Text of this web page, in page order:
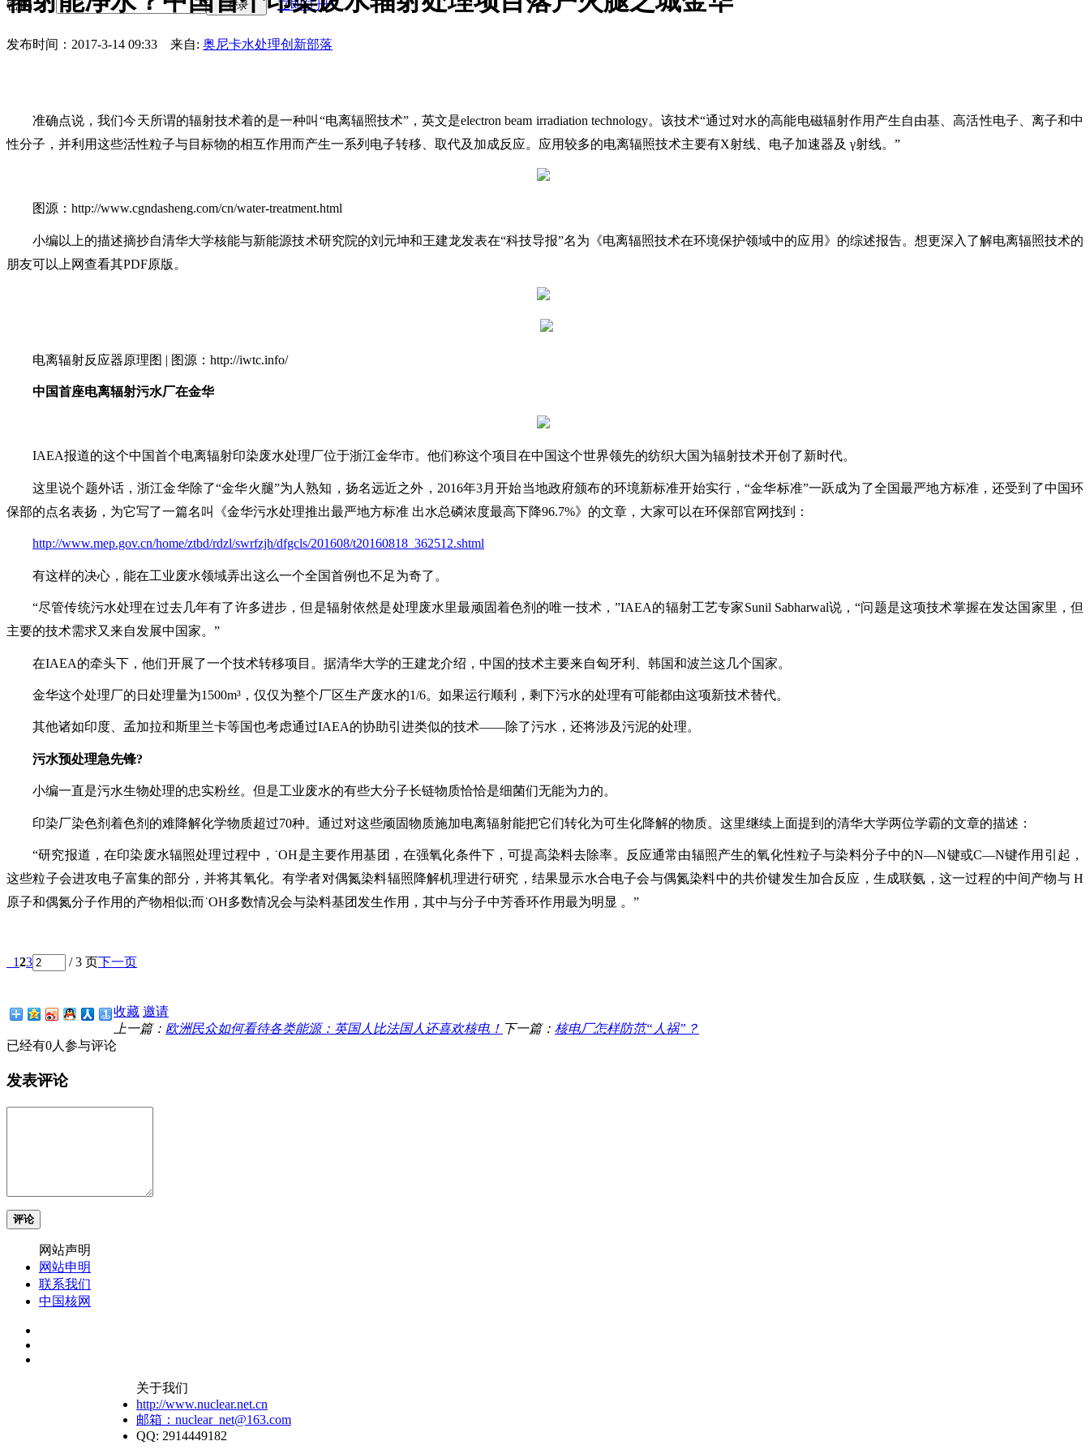
密码 登录 立即注册
发布时间：2017-3-14 09:33 来自: 奥尼卡水处理创新部落
准确点说，我们今天所谓的辐射技术着的是一种叫 “电离辐照技术”，英文是electron beam irradiation technology。该技术“通过对水的高能电磁辐射作用产生自由基、高活性电子、离子和中
性分子，并利用这些活性粒子与目标物的相互作用而产生一系列电子转移、取代及加成反应。应用较多的电离辐照技术主要有X射线、电子加速器及 γ射线。”
图源： http://www.cgndasheng.com/cn/water-treatment.html
小编以上的描述摘抄自清华大学核能与新能源技术研究院的刘元坤和王建龙发表在“科技导报”名为《电离辐照技术在环境保护领域中的应用》的综述报告。想更深入了解电离辐照技术的
朋友可以上网查看其PDF原版。
电离辐射反应器原理图 | 图源：http://iwtc.info/
中国首座电离辐射污水厂在金华
IAEA报道的这个中国首个电离辐射印染废水处理厂位于浙江金华市。他们称这个项目在中国这个世界领先的纺织大国为辐射技术开创了新时代。
这里说个题外话，浙江金华除了“金华火腿”为人熟知，扬名远近之外，2016年3月开始当地政府颁布的环境新标准开始实行，“金华标准”一跃成为了全国最严地方标准，还受到了中国环
保部的点名表扬，为它写了一篇名叫《金华污水处理推出最严地方标准 出水总磷浓度最高下降96.7%》的文章，大家可以在环保部官网找到：
http://www.mep.gov.cn/home/ztbd/rdzl/swrfzjh/dfgcls/201608/t20160818_362512.shtml
有这样的决心，能在工业废水领域弄出这么一个全国首例也不足为奇了。
“尽管传统污水处理在过去几年有了许多进步，但是辐射依然是处理废水里最顽固着色剂的唯一技术，”IAEA的辐射工艺专家Sunil Sabharwal说，“问题是这项技术掌握在发达国家里，但
主要的技术需求又来自发展中国家。”
在IAEA的牵头下，他们开展了一个技术转移项目。据清华大学的王建龙介绍，中国的技术主要来自匈牙利、韩国和波兰这几个国家。
金华这个处理厂的日处理量为1500m³，仅仅为整个厂区生产废水的1/6。如果运行顺利，剩下污水的处理有可能都由这项新技术替代。
其他诸如印度、孟加拉和斯里兰卡等国也考虑通过IAEA的协助引进类似的技术——除了污水，还将涉及污泥的处理。
污水预处理急先锋?
小编一直是污水生物处理的忠实粉丝。但是工业废水的有些大分子长链物质恰恰是细菌们无能为力的。
印染厂染色剂着色剂的难降解化学物质超过70种。通过对这些顽固物质施加电离辐射能把它们转化为可生化降解的物质。这里继续上面提到的清华大学两位学霸的文章的描述：
“研究报道，在印染废水辐照处理过程中，˙OH是主要作用基团，在强氧化条件下，可提高染料去除率。反应通常由辐照产生的氧化性粒子与染料分子中的N—N键或C—N键作用引起，
这些粒子会进攻电子富集的部分，并将其氧化。有学者对偶氮染料辐照降解机理进行研究，结果显示水合电子会与偶氮染料中的共价键发生加合反应，生成联氨，这一过程的中间产物与 H
原子和偶氮分子作用的产物相似;而˙OH多数情况会与染料基团发生作用，其中与分子中芳香环作用最为明显 。”
123 / 3 页下一页
收藏 邀请
上一篇： 欧洲民众如何看待各类能源：英国人比法国人还喜欢核电！ 下一篇： 核电厂怎样防范“人祸”？
已经有0人参与评论
发表评论
评论
网站声明
网站申明
联系我们
中国核网
关于我们
http://www.nuclear.net.cn
邮箱：nuclear_net@163.com
QQ: 2914449182